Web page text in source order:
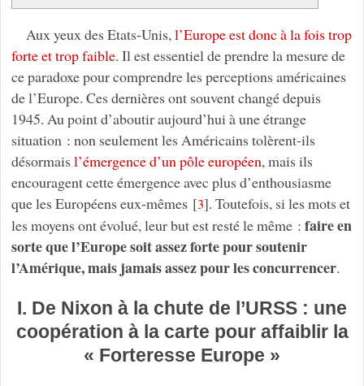
Aux yeux des Etats-Unis,l’Europe est donc à la fois trop
forte et trop faible. Il est essentiel de prendre la mesure de
ce paradoxe pour comprendre les perceptions américaines
de l’Europe. Ces dernières ont souvent changé depuis
1945. Au point d’aboutir aujourd’hui à une étrange
situation : non seulement les Américains tolèrent-ils
désormais l’émergence d’un pôle européen, mais ils
encouragent cette émergence avec plus d’enthousiasme
que les Européens eux-mêmes [3]. Toutefois, si les mots et
les moyens ont évolué, leur but est resté le même : faire en
sorte que l’Europe soit assez forte pour soutenir
l’Amérique, mais jamais assez pour les concurrencer.
I. De Nixon à la chute de l’URSS : une
coopération à la carte pour affaiblir la
« Forteresse Europe »